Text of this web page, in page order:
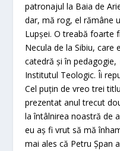
patronajul la Baia de
dar, mă rog, el rămâne
Lupșei. O treabă foarte
Necula de la Sibiu, care
catedră și în
Institutul Teologic. Îi
Cel puțin de vreo trei
prezentat anul trecut
la întâlnirea noastră de
eu aș fi vrut să mă
mai ales că Petru Șpan